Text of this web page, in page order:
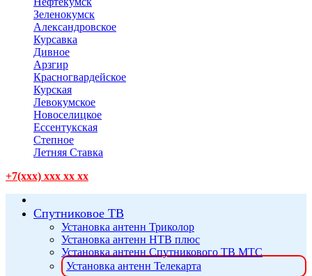
Зеленокумск
Александровское
Курсавка
Дивное
Арзгир
Красногвардейское
Курская
Левокумское
Новоселицкое
Ессентукская
Степное
Летняя Ставка
+7(xxx) xxx xx xx
Спутниковое ТВ
Установка антенн Триколор
Установка антенн НТВ плюс
Установка антенн Спутникового ТВ МТС
Установка антенн Телекарта